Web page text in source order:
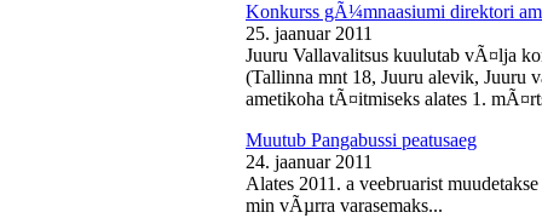
Konkurss gÃ¼mnaasiumi direktori
25. jaanuar 2011
Juuru Vallavalitsus kuulutab vÃ¤lja
(Tallinna mnt 18, Juuru alevik, Juuru
ametikoha tÃ¤itmiseks alates 1.
Muutub Pangabussi peatusaeg
24. jaanuar 2011
Alates 2011. a veebruarist
min vÃµrra varasemaks...